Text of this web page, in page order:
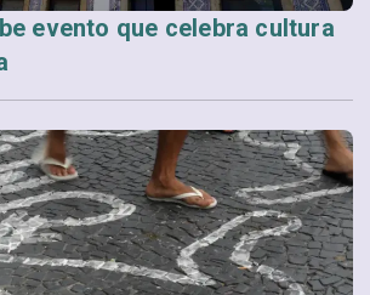
evento que celebra cultura